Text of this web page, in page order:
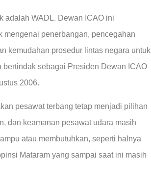
adalah WADL. Dewan ICAO ini
mengenai penerbangan, pencegahan
kemudahan prosedur lintas negara untuk
sebagai Presiden Dewan ICAO
2006.
pesawat terbang tetap menjadi pilihan
dan keamanan pesawat udara masih
atau membutuhkan, seperti halnya
Mataram yang sampai saat ini masih